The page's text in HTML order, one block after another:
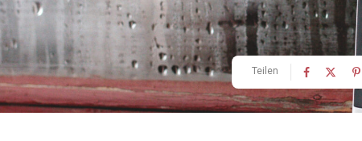
Teilen